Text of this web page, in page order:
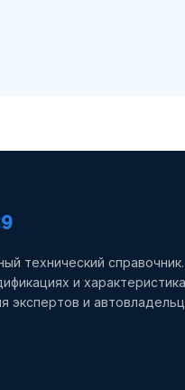
технический
и
экспертов и